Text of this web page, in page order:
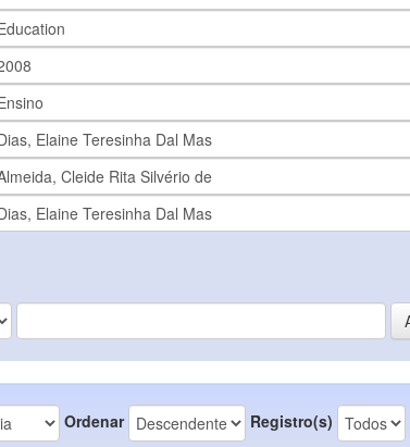
Ordenar Registro(s)